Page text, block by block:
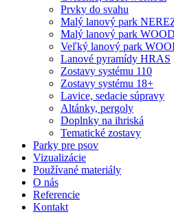
Prvky do svahu
Malý lanový park
Malý lanový park WOOD
Veľký lanový park
Lanové pyramídy HRAS
Zostavy systému 110
Zostavy systému 18+
Lavice, sedacie súpravy
Altánky, pergoly
Doplnky na ihriská
Tematické zostavy
Parky pre psov
Vizualizácie
Používané materiály
O nás
Referencie
Kontakt